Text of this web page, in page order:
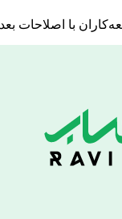
با اصلاحات